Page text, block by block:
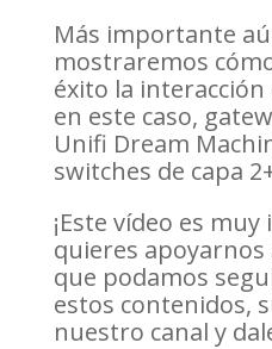
Más importante
mostraremos
éxito la
en este caso,
Unifi Dream
switches de capa
¡Este vídeo es
quieres
que podamos
estos contenidos,
nuestro canal y